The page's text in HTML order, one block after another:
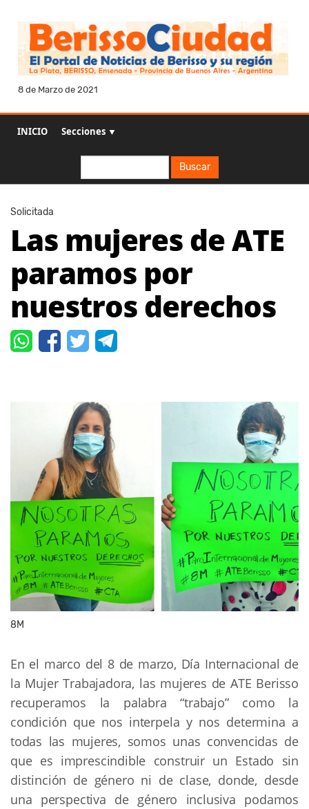
8 de Marzo de 2021
INICIO Secciones ▼
Buscar
Solicitada
Las mujeres de ATE
paramos por
nuestros derechos
8M
En el marco del 8 de marzo, Día Internacional de
la Mujer Trabajadora, las mujeres de ATE Berisso
recuperamos la palabra “trabajo” como la
condición que nos interpela y nos determina a
todas las mujeres, somos unas convencidas de
que es imprescindible construir un Estado sin
distinción de género ni de clase, donde, desde
una perspectiva de género inclusiva podamos